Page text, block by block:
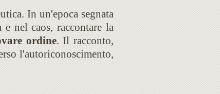
In un'epoca segnata
nel caos, raccontare la
ordine. Il racconto,
l'autoriconoscimento,